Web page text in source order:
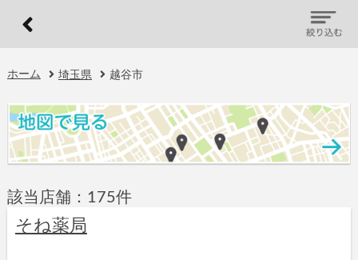
ホーム 埼玉県 越谷市
該当店舗：175件
そね薬局